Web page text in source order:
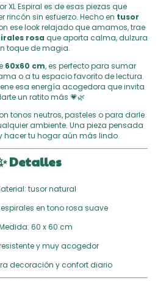
XL Espiral es de esas piezas que
sin esfuerzo. Hecho en tusor
ese look relajado que amamos, trae
rosa que aporta calma, dulzura
toque de magia.
60x60 cm, es perfecto para sumar
o a tu espacio favorito de lectura.
esa energía acogedora que invita
un ratito más 💗🌿
tonos neutros, pasteles o para darle
ambiente. Una pieza pensada
hacer tu hogar aún más lindo.
Detalles
tusor natural
en tono rosa suave
60 x 60 cm
y muy acogedor
decoración y confort diario